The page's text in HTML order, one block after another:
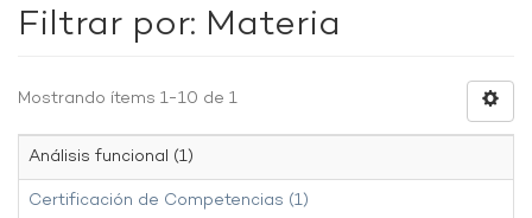
Filtrar por: Materia
Mostrando ítems 1-10 de 1
Análisis funcional (1)
Certificación de Competencias (1)